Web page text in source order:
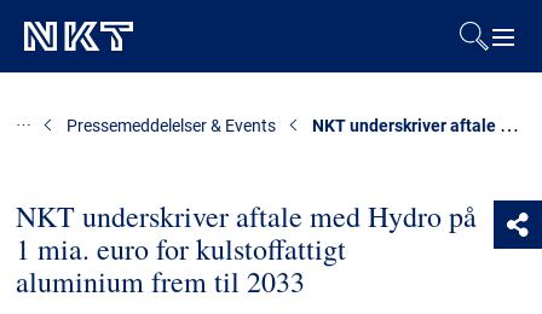
Downloads
NKT underskriver aftale med Hydro på
1 mia. euro for kulstoffattigt
aluminium frem til 2033
Pressemeddelelser & Events NKT underskriver aftale med Hydro på 1 mia. euro for kulstoffattigt aluminium frem til 2033